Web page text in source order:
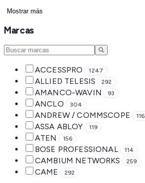
Mostrar más
Marcas
ACCESSPRO 1247
ALLIED TELESIS 292
AMANCO-WAVIN 93
ANCLO 304
ANDREW / COMMSCOPE 116
ASSA ABLOY 119
ATEN 156
BOSE PROFESSIONAL 114
CAMBIUM NETWORKS 259
CAME 292